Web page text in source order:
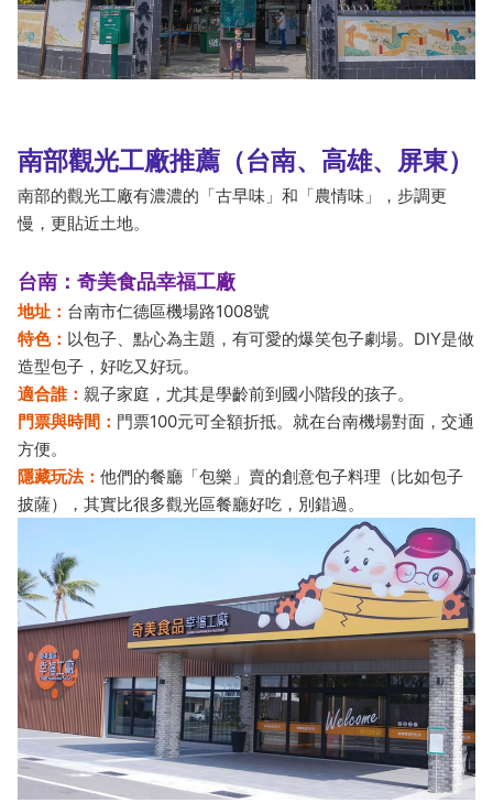
南部觀光工廠推薦（台南、高雄、屏東）
南部的觀光工廠有濃濃的「古早味」和「農情味」，步調更
慢，更貼近土地。
台南：奇美食品幸福工廠
地址： 台南市仁德區機場路1008號
特色： 以包子、點心為主題，有可愛的爆笑包子劇場。DIY是做
造型包子，好吃又好玩。
適合誰： 親子家庭，尤其是學齡前到國小階段的孩子。
門票與時間： 門票100元可全額折抵。就在台南機場對面，交通
方便。
隱藏玩法： 他們的餐廳「包樂」賣的創意包子料理（比如包子
披薩），其實比很多觀光區餐廳好吃，別錯過。